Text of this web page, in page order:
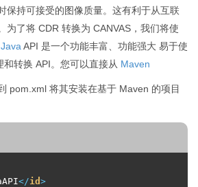
保持可接受的图像质量。这有利于从互联
为了将 CDR 转换为 CANVAS，我们将使
API 是一个功能丰富、功能强大 易于使
转换 API。您可以直接从 Maven
pom.xml 将其安装在基于 Maven 的项目
</id >